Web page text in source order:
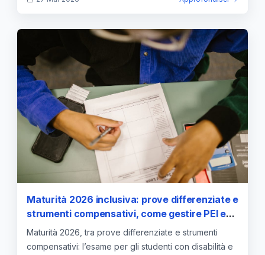
Maturità 2026 inclusiva: prove differenziate e
strumenti compensativi, come gestire PEI e
PDP
Maturità 2026, tra prove differenziate e strumenti
compensativi: l’esame per gli studenti con disabilità e